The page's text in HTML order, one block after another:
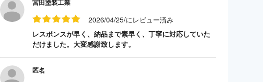
宮田塗装工業
2026/04/25/にレビュー済み
レスポンスが早く、納品まで素早く、丁寧に対応していた
だけました。大変感謝致します。
匿名